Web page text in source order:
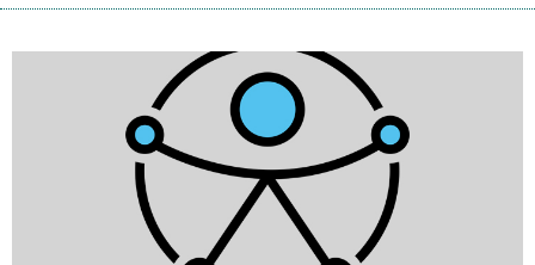
Archivio notizie